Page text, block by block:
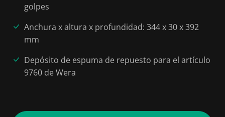
golpes
Anchura x altura x profundidad: 344 x 30 x 392
mm
Depósito de espuma de repuesto para el artículo
9760 de Wera